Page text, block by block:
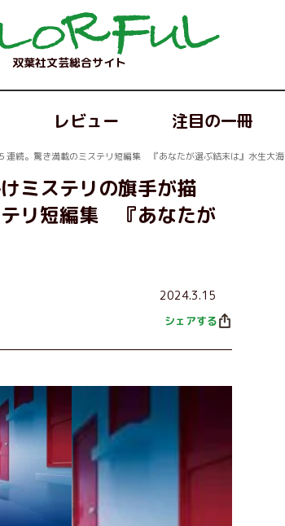
双葉社文芸総合サイト
レビュー 注目の一冊
続。驚き満載のミステリ短編集 『あなたが選ぶ結末は』水生大海
ミステリの旗手が描
テリ短編集 『あなたが
2024.3.15
シェアする